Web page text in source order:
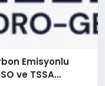
Emisyonlu
ve TSSA